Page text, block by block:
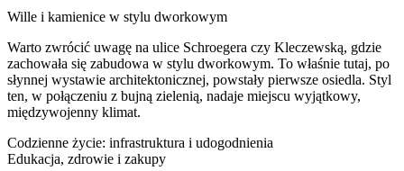
Wille i kamienice w stylu dworkowym
Warto zwrócić uwagę na ulice Schroegera czy Kleczewską, gdzie
zachowała się zabudowa w stylu dworkowym. To właśnie tutaj, po
słynnej wystawie architektonicznej, powstały pierwsze osiedla. Styl
ten, w połączeniu z bujną zielenią, nadaje miejscu wyjątkowy,
międzywojenny klimat.
Codzienne życie: infrastruktura i udogodnienia
Edukacja, zdrowie i zakupy